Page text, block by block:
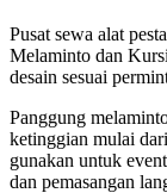
Pusat sewa alat
Melaminto dan
desain sesuai
Panggung
ketinggian mulai
gunakan untuk
dan pemasangan